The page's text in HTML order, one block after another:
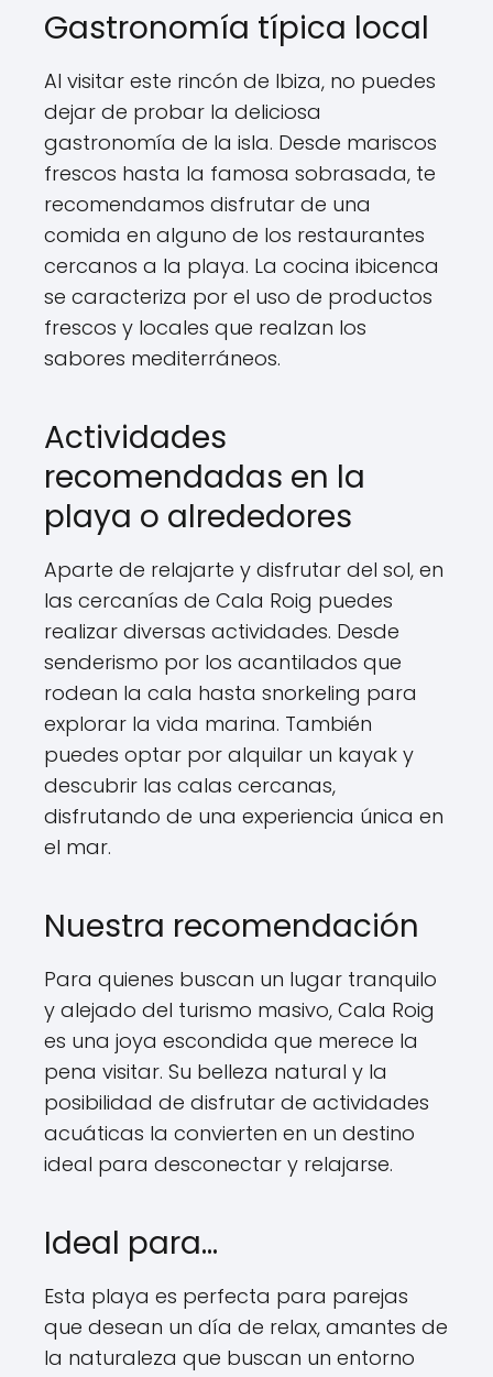
Gastronomía típica local
Al visitar este rincón de Ibiza, no puedes
dejar de probar la deliciosa
gastronomía de la isla. Desde mariscos
frescos hasta la famosa sobrasada, te
recomendamos disfrutar de una
comida en alguno de los restaurantes
cercanos a la playa. La cocina ibicenca
se caracteriza por el uso de productos
frescos y locales que realzan los
sabores mediterráneos.
Actividades
recomendadas en la
playa o alrededores
Aparte de relajarte y disfrutar del sol, en
las cercanías de Cala Roig puedes
realizar diversas actividades. Desde
senderismo por los acantilados que
rodean la cala hasta snorkeling para
explorar la vida marina. También
puedes optar por alquilar un kayak y
descubrir las calas cercanas,
disfrutando de una experiencia única en
el mar.
Nuestra recomendación
Para quienes buscan un lugar tranquilo
y alejado del turismo masivo, Cala Roig
es una joya escondida que merece la
pena visitar. Su belleza natural y la
posibilidad de disfrutar de actividades
acuáticas la convierten en un destino
ideal para desconectar y relajarse.
Ideal para...
Esta playa es perfecta para parejas
que desean un día de relax, amantes de
la naturaleza que buscan un entorno